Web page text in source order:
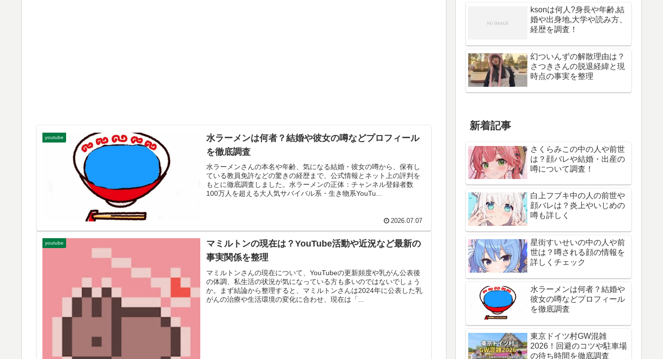
youtube
水ラーメンは何者？結婚や彼女の噂などプロフィール
を徹底調査
水ラーメンさんの本名や年齢、気になる結婚・彼女の噂から、保有し
ている教員免許などの驚きの経歴まで、公式情報とネット上の評判を
もとに徹底調査しました。水ラーメンの正体：チャンネル登録者数
100万人を超える大人気サバイバル系・生き物系YouTu...
2026.07.07
youtube
マミルトンの現在は？YouTube活動や近況など最新の
事実関係を整理
マミルトンさんの現在について、YouTubeの更新頻度や乳がん公表後
の体調、私生活の状況が気になっている方も多いのではないでしょう
か。まず結論から整理すると、マミルトンさんは2024年に公表した乳
がんの治療や生活環境の変化に合わせ、現在は「...
ksonは何人?身長や年齢,結
婚や出身地,大学や読み方、
経歴を調査！
幻ついんずの解散理由は？
さつきさんの脱退経緯と現
時点の事実を整理
新着記事
さくらみこの中の人や前世
は？顔バレや結婚・出産の
噂について調査！
白上フブキ中の人の前世や
顔バレは？炎上やいじめの
噂も詳しく
星街すいせいの中の人や前
世は？噂される顔の情報を
詳しくチェック
水ラーメンは何者？結婚や
彼女の噂などプロフィール
を徹底調査
東京ドイツ村GW混雑
2026！回避のコツや駐車場
の待ち時間を徹底調査